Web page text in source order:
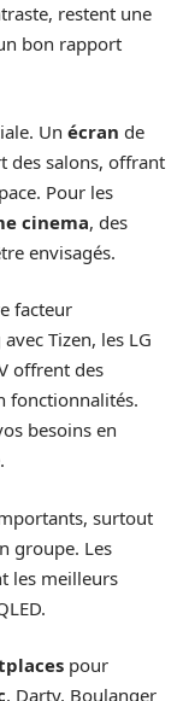
restent une
bon rapport
Un écran de
des salons, offrant
Pour les
cinema, des
envisagés.
facteur
Tizen, les LG
offrent des
fonctionnalités.
besoins en
surtout
groupe. Les
les meilleurs
pour
, Darty, Boulanger